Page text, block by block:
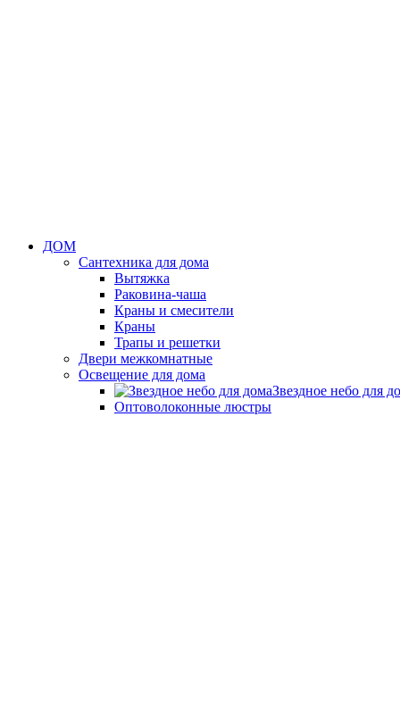
ДОМ
Сантехника для дома
Вытяжка
Раковина-чаша
Краны и смесители
Краны
Трапы и решетки
Двери межкомнатные
Освещение для дома
Звездное небо для
Оптоволоконные люстры